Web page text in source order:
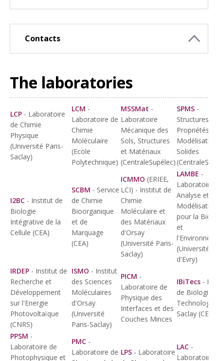
Contacts
The laboratories
LCP - Laboratoire
de Chimie
Physique
(Université Paris-
Saclay)
LCM -
Laboratoire de
Chimie
Moléculaire
(Ecole
Polytechnique)
MSSMat -
Laboratoire
Mécanique des
Sols, Structures
et Matériaux
(CentraleSupélec)
SPMS -
Structures,
Propriétés et
Solides
I2BC - Institut de
Biologie
Intégrative de la
Cellule (CEA)
SCBM - Service
de Chimie
Bioorganique
et de
Marquage
(CEA)
ICMMO (ERIEE,
LCI) - Institut de
Chimie
Moléculaire et
des Matériaux
d'Orsay
(Université Paris-
Saclay)
LAMBE -
Laboratoire
Analyse et
Modélisation
pour la
et
(Université
d'Evry)
IRDEP - Institut de
Recherche et
Développement
sur l'Energie
Photovoltaïque
(CNRS)
ISMO - Institut
des Sciences
Moléculaires
d'Orsay
(Université
Paris-Saclay)
PICM -
Laboratoire de
Physique des
Interfaces et des
Couches Minces
IBiTecs -
de Biologie
Saclay (CEA)
PPSM -
Laboratoire de
Photophysique et
PMC -
Laboratoire de LPS - Laboratoire
LAC -
Laboratoire